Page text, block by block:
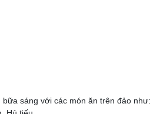
bữa sáng với các món ăn trên đảo như: